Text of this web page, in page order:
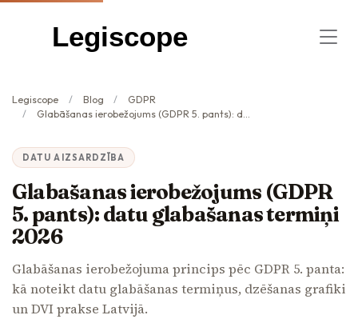
Legiscope
Legiscope Blog
GDPR
Glabāšanas ierobežojums (GDPR 5. pants): datu glabāšanas termiņi 2026
DATU AIZSARDZĪBA
Glabāšanas ierobežojums (GDPR
5. pants): datu glabāšanas termiņi
2026
Glabāšanas ierobežojuma princips pēc GDPR 5. panta:
kā noteikt datu glabāšanas termiņus, dzēšanas grafiki
un DVI prakse Latvijā.